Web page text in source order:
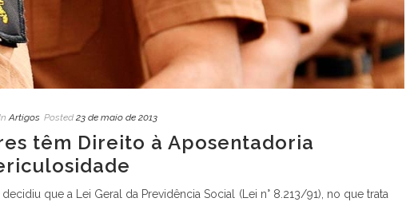
Artigos Posted 23 de maio de 2013
têm Direito à Aposentadoria
que a Lei Geral da Previdência Social (Lei n° 8.213/91), no que trata